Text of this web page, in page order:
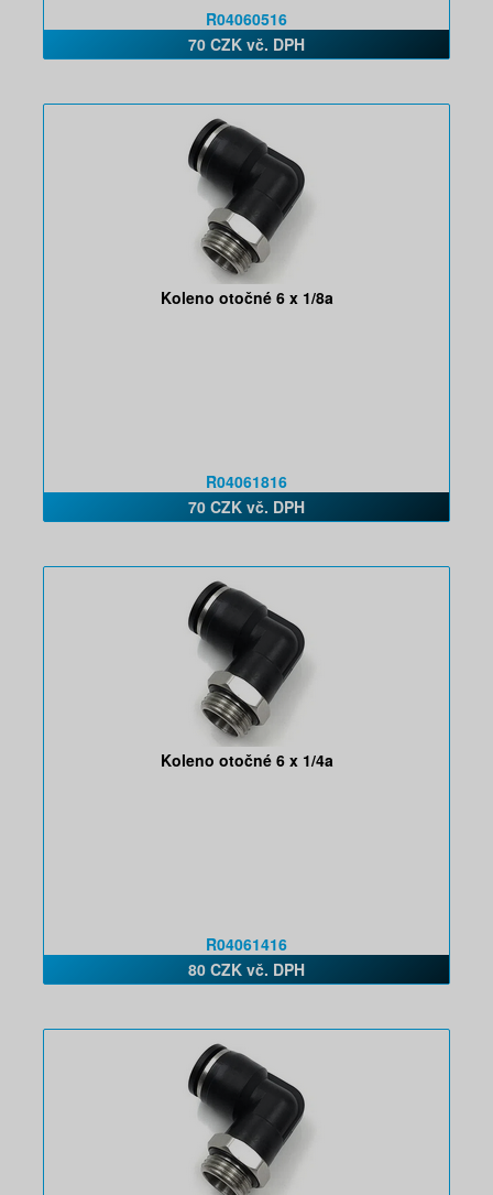
R04060516
70 CZK vč. DPH
Koleno otočné 6 x 1/8a
R04061816
70 CZK vč. DPH
Koleno otočné 6 x 1/4a
R04061416
80 CZK vč. DPH